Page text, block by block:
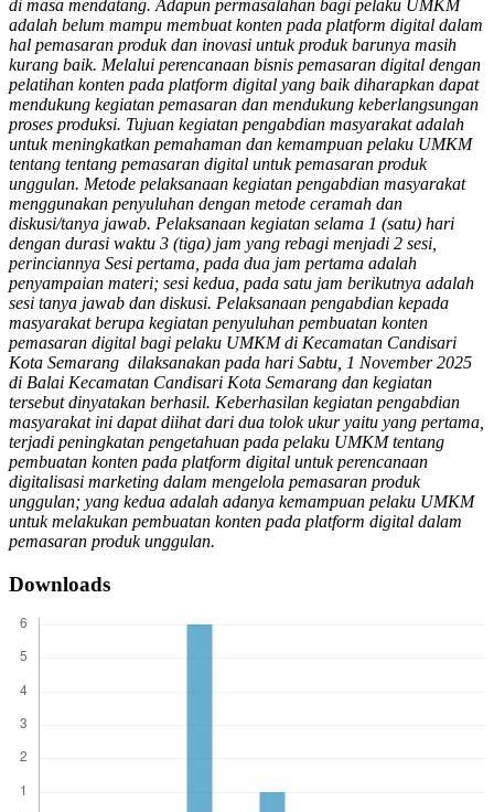
di masa mendatang. Adapun permasalahan bagi pelaku UMKM
adalah belum mampu membuat konten pada platform digital dalam
hal pemasaran produk dan inovasi untuk produk barunya masih
kurang baik. Melalui perencanaan bisnis pemasaran digital dengan
pelatihan konten pada platform digital yang baik diharapkan dapat
mendukung kegiatan pemasaran dan mendukung keberlangsungan
proses produksi. Tujuan kegiatan pengabdian masyarakat adalah
untuk meningkatkan pemahaman dan kemampuan pelaku UMKM
tentang tentang pemasaran digital untuk pemasaran produk
unggulan. Metode pelaksanaan kegiatan pengabdian masyarakat
menggunakan penyuluhan dengan metode ceramah dan
diskusi/tanya jawab. Pelaksanaan kegiatan selama 1 (satu) hari
dengan durasi waktu 3 (tiga) jam yang rebagi menjadi 2 sesi,
perinciannya Sesi pertama, pada dua jam pertama adalah
penyampaian materi; sesi kedua, pada satu jam berikutnya adalah
sesi tanya jawab dan diskusi. Pelaksanaan pengabdian kepada
masyarakat berupa kegiatan penyuluhan pembuatan konten
pemasaran digital bagi pelaku UMKM di Kecamatan Candisari
Kota Semarang dilaksanakan pada hari Sabtu, 1 November 2025
di Balai Kecamatan Candisari Kota Semarang dan kegiatan
tersebut dinyatakan berhasil. Keberhasilan kegiatan pengabdian
masyarakat ini dapat diihat dari dua tolok ukur yaitu yang pertama,
terjadi peningkatan pengetahuan pada pelaku UMKM tentang
pembuatan konten pada platform digital untuk perencanaan
digitalisasi marketing dalam mengelola pemasaran produk
unggulan; yang kedua adalah adanya kemampuan pelaku UMKM
untuk melakukan pembuatan konten pada platform digital dalam
pemasaran produk unggulan.
Downloads